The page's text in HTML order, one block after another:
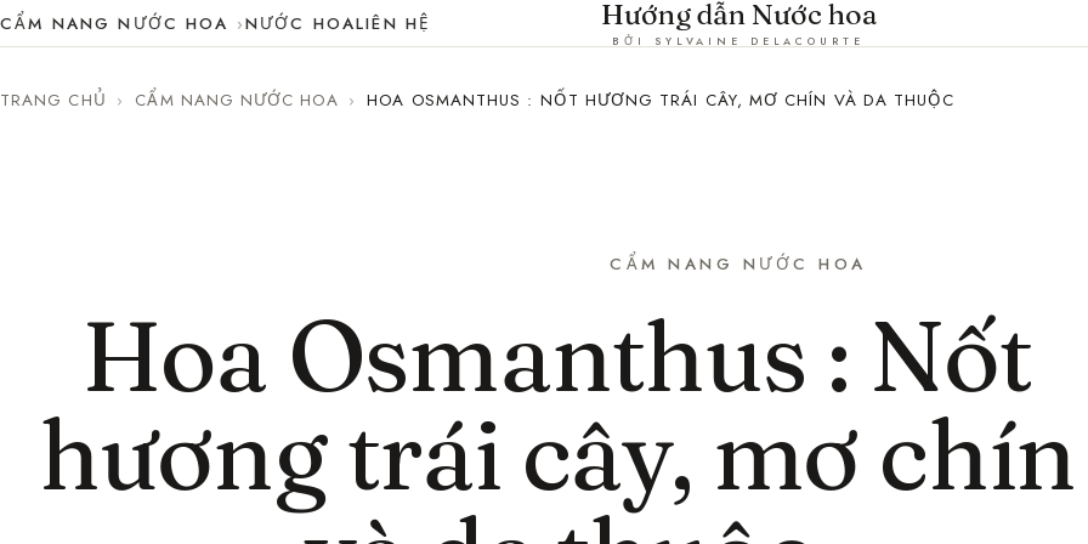
CẨM NANG NƯỚC HOA NƯỚC HOALIÊN HỆ Hướng dẫn Nước hoa
BỞI SYLVAINE DELACOURTE
TRANG CHỦ › CẨM NANG NƯỚC HOA › HOA OSMANTHUS : NỐT HƯƠNG TRÁI CÂY, MƠ CHÍN VÀ DA THUỘC
CẨM NANG NƯỚC HOA
Hoa Osmanthus : Nốt
hương trái cây, mơ chín